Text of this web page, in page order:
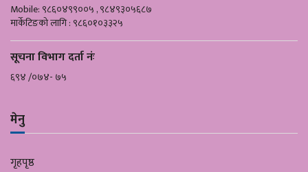
Mobile: ९८६०४९९००५ , ९८४९३०५६८७
मार्केटिङको लागि : ९८६०१०३३२५
सूचना विभाग दर्ता नंः
६९४ /०७४- ७५
मेनु
गृहपृष्ठ